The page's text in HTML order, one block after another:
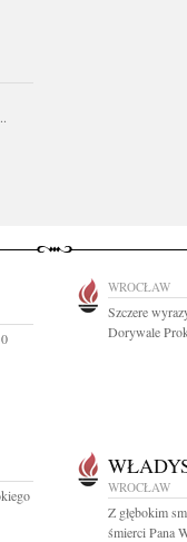
WROCŁAW
Szczere
Dorywale
WROCŁAW
Z głębokim
śmierci Pana